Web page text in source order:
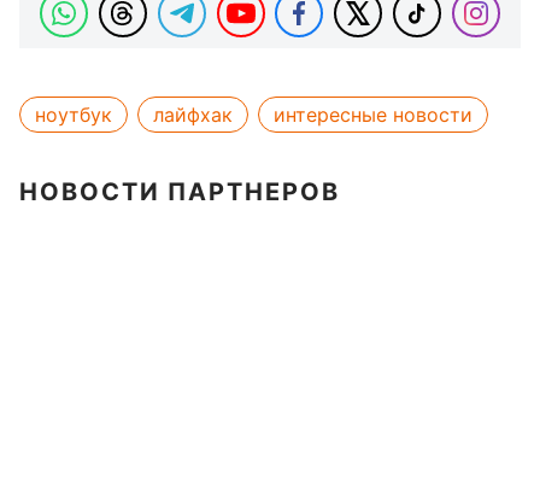
ноутбук лайфхак интересные новости
НОВОСТИ ПАРТНЕРОВ